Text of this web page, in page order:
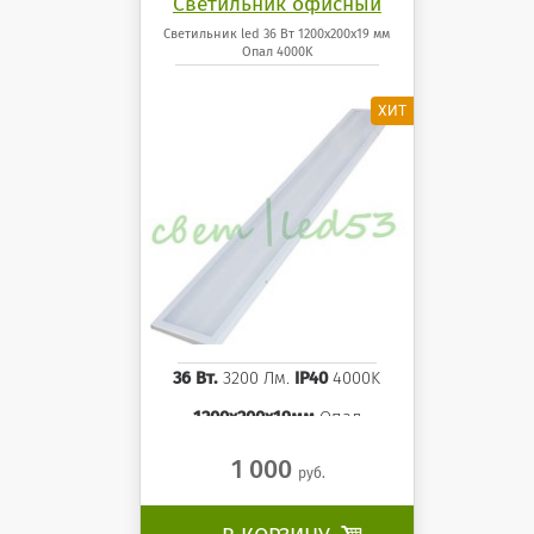
светодиодный 36 Вт
1200x200x19 мм Опал
Светильник led 36 Вт 1200x200x19 мм
Опал 4000K
36 Вт. 3200 Лм. IP404000K
1200x200x19ммОпал
1 000 руб.